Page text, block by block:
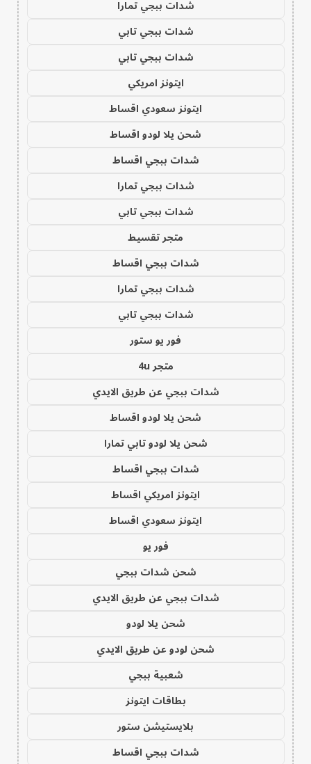
شدات ببجي تمارا
شدات ببجي تابي
شدات ببجي تابي
ايتونز امريكي
ايتونز سعودي اقساط
شحن يلا لودو اقساط
شدات ببجي اقساط
شدات ببجي تمارا
شدات ببجي تابي
متجر تقسيط
شدات ببجي اقساط
شدات ببجي تمارا
شدات ببجي تابي
فور يو ستور
متجر 4u
شدات ببجي عن طريق الايدي
شحن يلا لودو اقساط
شحن يلا لودو تابي تمارا
شدات ببجي اقساط
ايتونز امريكي اقساط
ايتونز سعودي اقساط
فور يو
شحن شدات ببجي
شدات ببجي عن طريق الايدي
شحن يلا لودو
شحن لودو عن طريق الايدي
شعبية ببجي
بطاقات ايتونز
بلايستيشن ستور
شدات ببجي اقساط